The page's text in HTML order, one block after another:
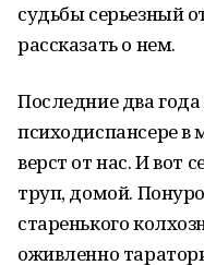
судьбы серьезный
рассказать о нем.
Последние два
психодиспансере в
верст от нас. И вот
труп, домой.
старенького
оживленно